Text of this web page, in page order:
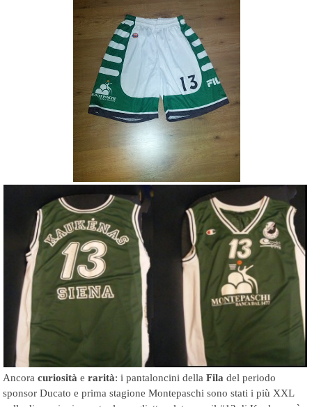
Ancora curiosità e rarità: i pantaloncini della Fila del periodo
sponsor Ducato e prima stagione Montepaschi sono stati i più XXL